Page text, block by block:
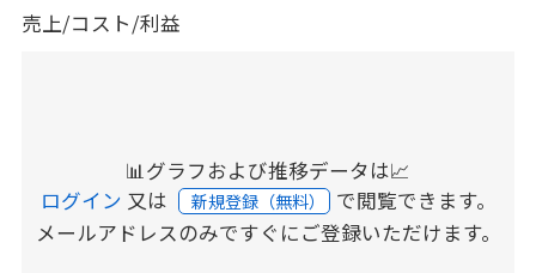
売上/コスト/利益
📊グラフおよび推移データは📈
ログイン 又は 新規登録（無料） で閲覧できます。
メールアドレスのみですぐにご登録いただけます。